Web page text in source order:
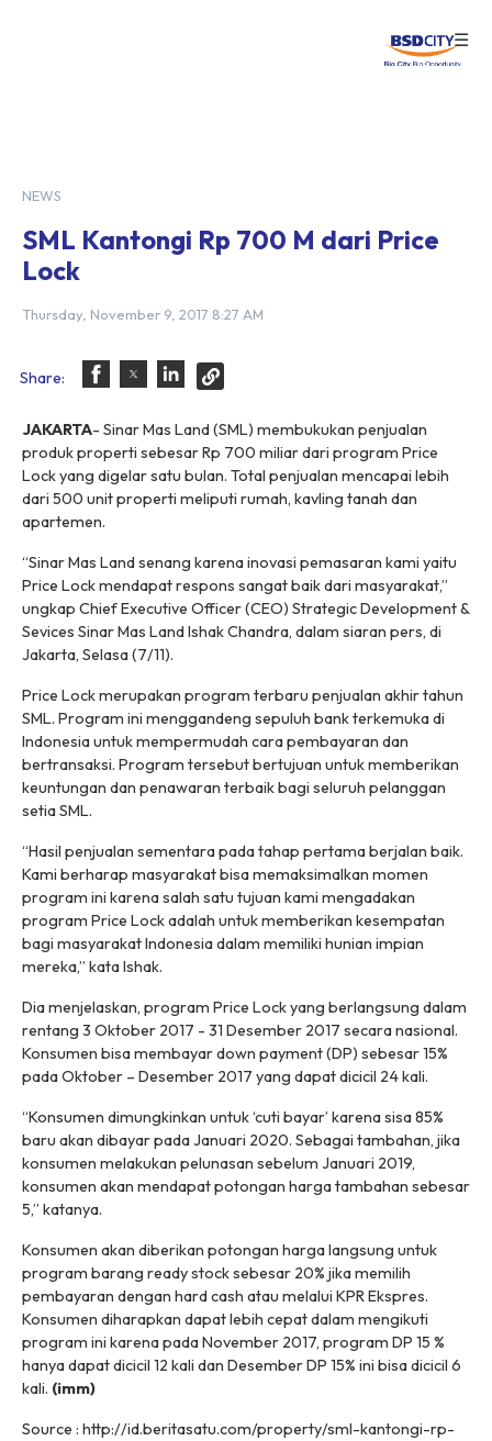
☰
NEWS
SML Kantongi Rp 700 M dari Price
Lock
Thursday, November 9, 2017 8:27 AM
Share:
JAKARTA- Sinar Mas Land (SML) membukukan penjualan
produk properti sebesar Rp 700 miliar dari program Price
Lock yang digelar satu bulan. Total penjualan mencapai lebih
dari 500 unit properti meliputi rumah, kavling tanah dan
apartemen.
“Sinar Mas Land senang karena inovasi pemasaran kami yaitu
Price Lock mendapat respons sangat baik dari masyarakat,”
ungkap Chief Executive Officer(CEO) Strategic Development &
Sevices Sinar Mas Land Ishak Chandra, dalam siaran pers, di
Jakarta, Selasa (7/11).
Price Lock merupakan program terbaru penjualan akhir tahun
SML. Program ini menggandeng sepuluh bank terkemuka di
Indonesia untuk mempermudah cara pembayaran dan
bertransaksi. Program tersebut bertujuan untuk memberikan
keuntungan dan penawaran terbaik bagi seluruh pelanggan
setia SML.
“Hasil penjualan sementara pada tahap pertama berjalan baik.
Kami berharap masyarakat bisa memaksimalkan momen
program ini karena salah satu tujuan kami mengadakan
program Price Lock adalah untuk memberikan kesempatan
bagi masyarakat Indonesia dalam memiliki hunian impian
mereka,” kata Ishak.
Dia menjelaskan, program Price Lock yang berlangsung dalam
rentang 3 Oktober 2017 - 31 Desember 2017 secara nasional.
Konsumen bisa membayardown payment(DP) sebesar 15%
pada Oktober – Desember 2017 yang dapat dicicil 24 kali.
“Konsumen dimungkinkan untuk ‘cuti bayar’ karena sisa 85%
baru akan dibayar pada Januari 2020. Sebagai tambahan, jika
konsumen melakukan pelunasan sebelum Januari 2019,
konsumen akan mendapat potongan harga tambahan sebesar
5,” katanya.
Konsumen akan diberikan potongan harga langsung untuk
program barang ready stocksebesar 20% jika memilih
pembayaran dengan hard cash atau melalui KPR Ekspres.
Konsumen diharapkan dapat lebih cepat dalam mengikuti
program ini karena pada November 2017, program DP 15 %
hanya dapat dicicil 12 kali dan Desember DP 15% ini bisa dicicil 6
kali. (imm)
Source : http://id.beritasatu.com/property/sml-kantongi-rp-